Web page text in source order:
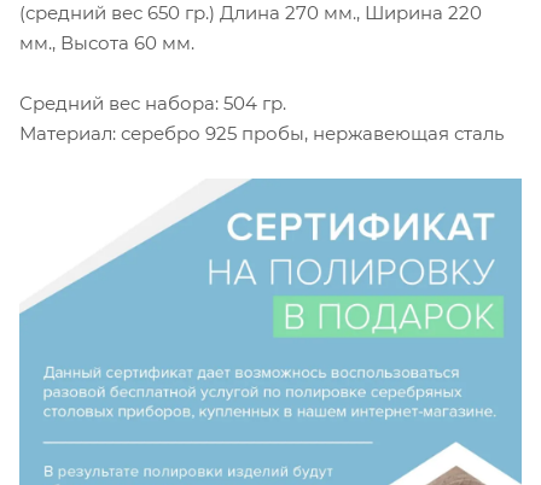
(средний вес 650 гр.) Длина 270 мм., Ширина 220
мм., Высота 60 мм.
Средний вес набора: 504 гр.
Материал: серебро 925 пробы, нержавеющая сталь